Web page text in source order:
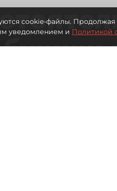
cookie-файлы. Продолжая
уведомлением и Политикой